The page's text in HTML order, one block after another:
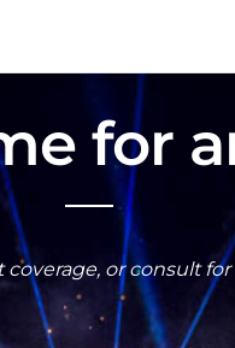
for
or consult